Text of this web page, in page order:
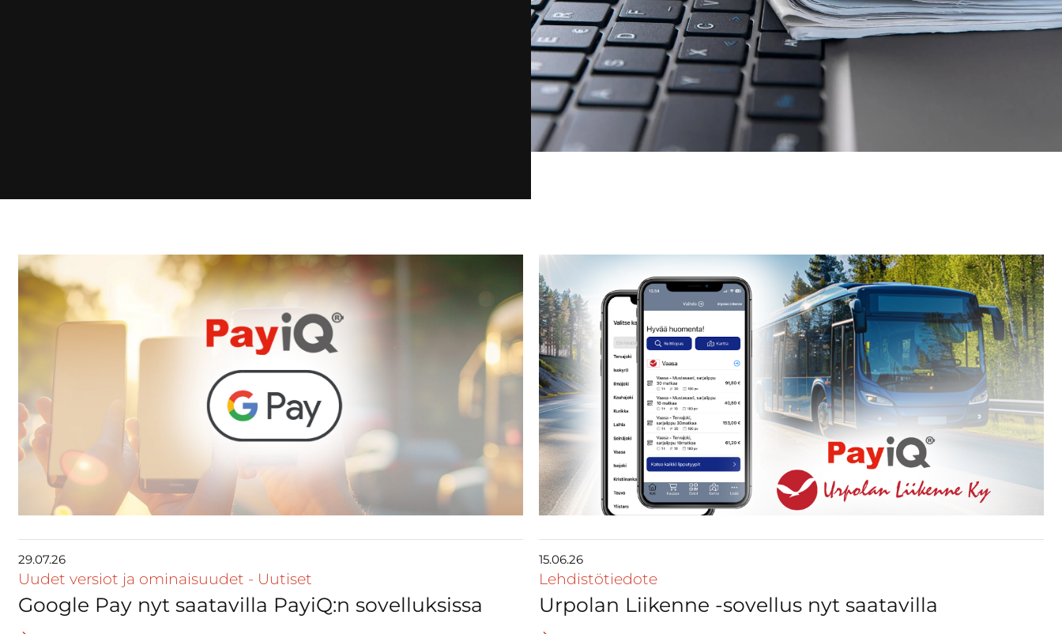
29.07.26
Uudet versiot ja ominaisuudet - Uutiset
Google Pay nyt saatavilla PayiQ:n sovelluksissa
15.06.26
Lehdistötiedote
Urpolan Liikenne -sovellus nyt saatavilla